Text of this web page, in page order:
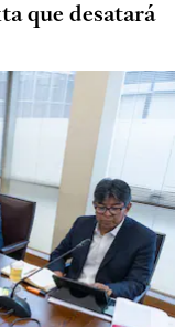
que desatará